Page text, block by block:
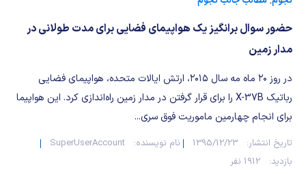
حضور سوال برانگیز یک هواپیمای فضایی برای مدت طولانی در
مدار زمین
در روز ۲۰ ماه مه سال ۲۰۱۵، ارتش ایالات متحده، هواپیمای فضایی
رباتیک X-37B را برای قرار گرفتن در مدار زمین راه‌اندازی کرد. این هواپیما
برای انجام چهارمین ماموریت فوق سری...
تاریخ انتشار: 1395/12/23 نام نویسنده:
SuperUserAccount
بازدید:
1912 نفر
صلاح های شیمیایی
بمب های شیمیایی
شیمی عمومی
روانپزشکی
گیاهان دارویی